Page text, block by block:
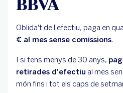
Oblida't de l'efectiu, paga en
€ al mes sense comissions.
I si tens menys de 30 anys,
retirades d'efectiu al mes
món fins i tot els caps de